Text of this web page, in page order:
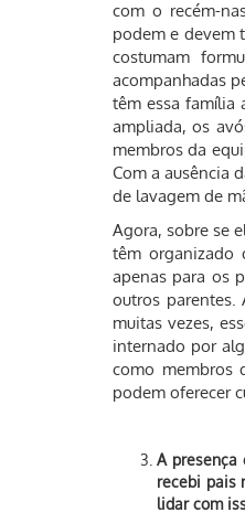
com o recém-
podem e devem
costumam
acompanhadas
têm essa família
ampliada, os
membros da
Com a ausência
de lavagem de
Agora, sobre se
têm organizado
apenas para os
outros parentes.
muitas vezes,
internado por
como membros
podem oferecer
A presença
recebi pais
lidar com